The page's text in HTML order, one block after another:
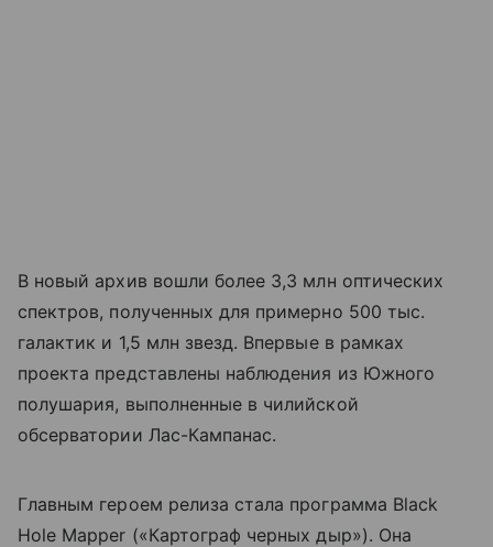
В новый архив вошли более 3,3 млн оптических
спектров, полученных для примерно 500 тыс.
галактик и 1,5 млн звезд. Впервые в рамках
проекта представлены наблюдения из Южного
полушария, выполненные в чилийской
обсерватории Лас-Кампанас.
Главным героем релиза стала программа Black
Hole Mapper («Картограф черных дыр»). Она